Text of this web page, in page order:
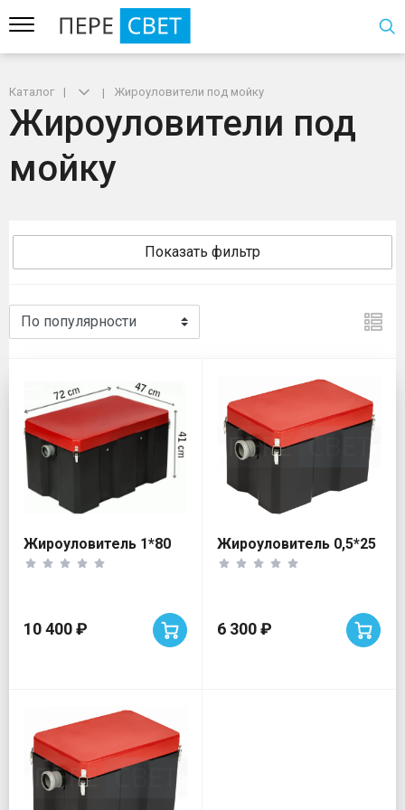
Каталог Жироуловители под мойку
Жироуловители под
мойку
Показать фильтр
Жироуловители под мойку
Жироуловитель 1*80
10 400 ₽
Жироуловитель 0,5*25
6 300 ₽